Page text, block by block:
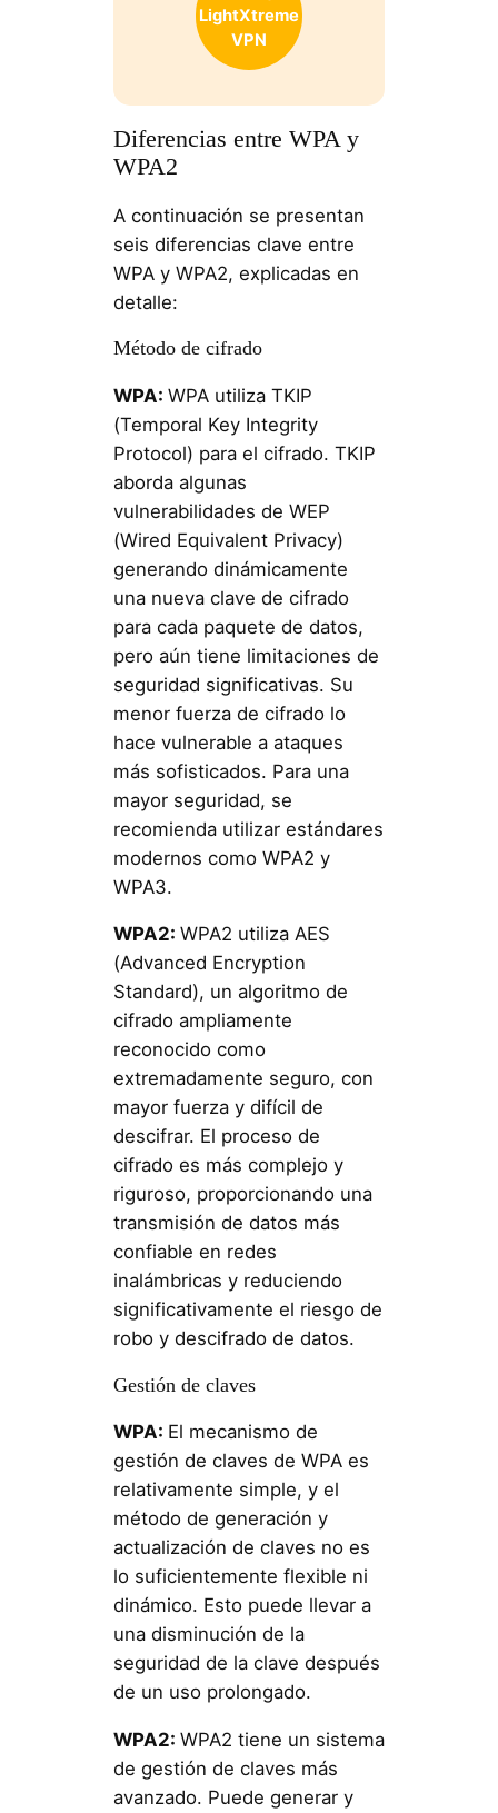
LightXtreme
VPN
Diferencias entre WPA y
WPA2
A continuación se presentan
seis diferencias clave entre
WPA y WPA2, explicadas en
detalle:
Método de cifrado
WPA: WPA utiliza TKIP
(Temporal Key Integrity
Protocol) para el cifrado. TKIP
aborda algunas
vulnerabilidades de WEP
(Wired Equivalent Privacy)
generando dinámicamente
una nueva clave de cifrado
para cada paquete de datos,
pero aún tiene limitaciones de
seguridad significativas. Su
menor fuerza de cifrado lo
hace vulnerable a ataques
más sofisticados. Para una
mayor seguridad, se
recomienda utilizar estándares
modernos como WPA2 y
WPA3.
WPA2: WPA2 utiliza AES
(Advanced Encryption
Standard), un algoritmo de
cifrado ampliamente
reconocido como
extremadamente seguro, con
mayor fuerza y difícil de
descifrar. El proceso de
cifrado es más complejo y
riguroso, proporcionando una
transmisión de datos más
confiable en redes
inalámbricas y reduciendo
significativamente el riesgo de
robo y descifrado de datos.
Gestión de claves
WPA: El mecanismo de
gestión de claves de WPA es
relativamente simple, y el
método de generación y
actualización de claves no es
lo suficientemente flexible ni
dinámico. Esto puede llevar a
una disminución de la
seguridad de la clave después
de un uso prolongado.
WPA2: WPA2 tiene un sistema
de gestión de claves más
avanzado. Puede generar y